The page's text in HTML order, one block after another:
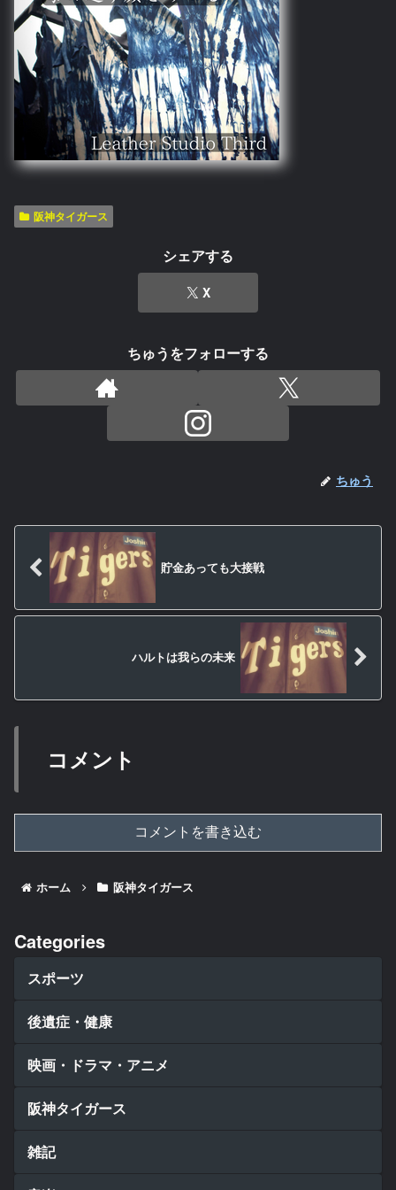
阪神タイガース
シェアする
X
ちゅうをフォローする
ちゅう
貯金あっても大接戦
ハルトは我らの未来
コメント
コメントを書き込む
ホーム 阪神タイガース
Categories
スポーツ
後遺症・健康
映画・ドラマ・アニメ
阪神タイガース
雑記